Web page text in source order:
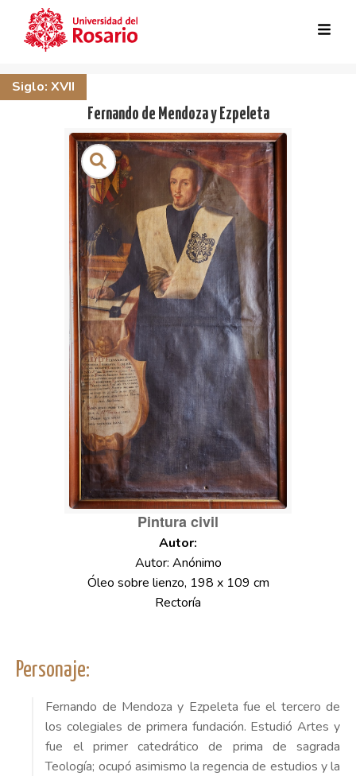
Skip to main content
Siglo: XVII
Fernando de Mendoza y Ezpeleta
Pintura civil
Autor: Anónimo
Óleo sobre lienzo, 198 x 109 cm
Rectoría
Personaje:
Fernando de Mendoza y Ezpeleta fue el tercero de
los colegiales de primera fundación. Estudió Artes y
fue el primer catedrático de prima de sagrada
Teología; ocupó asimismo la regencia de estudios y la